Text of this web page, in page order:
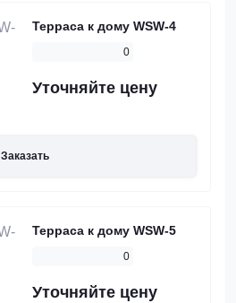
Терраса к дому WSW-4
0
Уточняйте цену
Заказать
Терраса к дому WSW-5
0
Уточняйте цену